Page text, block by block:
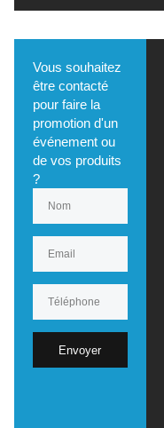
Vous souhaitez
être contacté
pour faire la
promotion d'un
événement ou
de vos produits
?
Envoyer